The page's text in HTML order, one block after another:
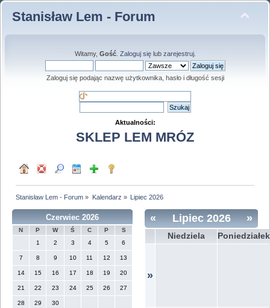
Stanisław Lem - Forum
Witamy, Gość. Zaloguj sięlub zarejestruj.
Zaloguj się podając nazwę użytkownika, hasło i długość sesji
Aktualności:
SKLEP LEM MRÓZ
Stanisław Lem - Forum » Kalendarz » Lipiec 2026
Czerwiec 2026
N P W Ś C P
S
1
2 3 4 5 6
7 8 9 10 11 12 13
14 15 16 17 18 19 20
21 22 23 24 25 26 27
28 29 30
« »
Lipiec 2026
Niedziela Poniedziałek
»